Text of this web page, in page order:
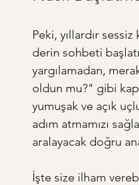
Peki, yıllardır
derin sohbeti
yargılamadan,
oldun mu?" gibi
yumuşak ve açık
adım atmamızı
aralayacak doğru
İşte size ilham